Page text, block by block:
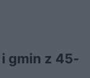
gmin z 45-